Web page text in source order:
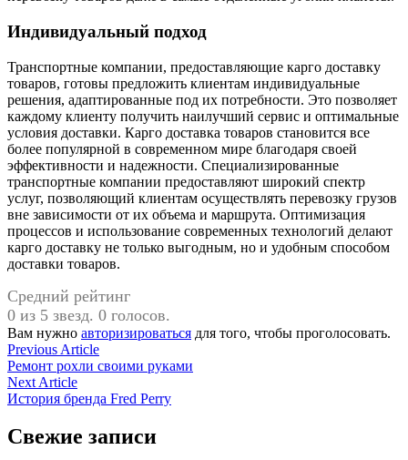
Индивидуальный подход
Транспортные компании, предоставляющие карго доставку
товаров, готовы предложить клиентам индивидуальные
решения, адаптированные под их потребности. Это позволяет
каждому клиенту получить наилучший сервис и оптимальные
условия доставки. Карго доставка товаров становится все
более популярной в современном мире благодаря своей
эффективности и надежности. Специализированные
транспортные компании предоставляют широкий спектр
услуг, позволяющий клиентам осуществлять перевозку грузов
вне зависимости от их объема и маршрута. Оптимизация
процессов и использование современных технологий делают
карго доставку не только выгодным, но и удобным способом
доставки товаров.
Средний рейтинг
0 из 5 звезд. 0 голосов.
Вам нужно авторизироваться для того, чтобы проголосовать.
Навигация
по
записям
Previous ArticlePrevious
article:
Ремонт рохли своими руками
Next ArticleNext
article:
История бренда Fred Perry
Свежие записи